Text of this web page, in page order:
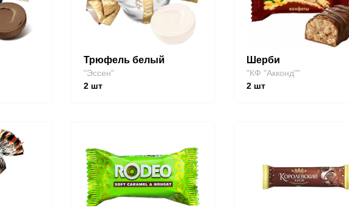
Трюфель белый
"Эссен"
2шт
Шерби
"КФ "Акконд""
2 шт